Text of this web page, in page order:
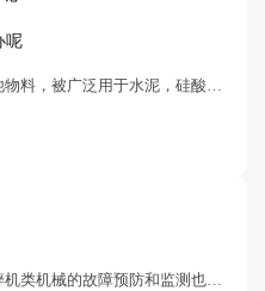
呢
球磨机适用于粉磨各种矿石及其他物料，被广泛用于水泥，硅酸盐制品、新型建筑材料、耐火材料等其他可磨性物料进行干湿粉磨。在使用过程中会遇到矿泥过多的问题，怎
在紧抓安全生产的现在，大型破碎机类机械的故障预防和监测也是刻不容缓。那么就需要在生产时对设备进行不停机监测，这样的监测可以极大的降低了颚式破碎机生产中的停机